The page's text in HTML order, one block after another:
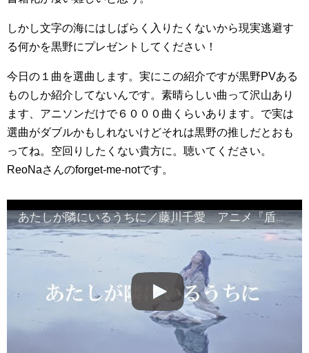
しかし文字の海にはしばらく入りたくないから現実逃避す
る何かを黒野にプレゼントしてください！
今日の１曲を選曲します。実にこの紹介ですが黒野PVある
ものしか紹介してないんです。素晴らしい曲って沢山あり
ます、アニソンだけで６０００曲くらいあります。で実は
選曲がダブルかもしれないけどそれは黒野の推しだとおも
ってね。空回りしたくない貴方に。聴いてください。
ReoNaさんのforget-me-notです。
あたしが隣にいるうちに／藤川千愛 アニメ『盾の勇者の成り上がり』エンディングテーマ (''The Rising of the Shield Hero'' Ending Theme )